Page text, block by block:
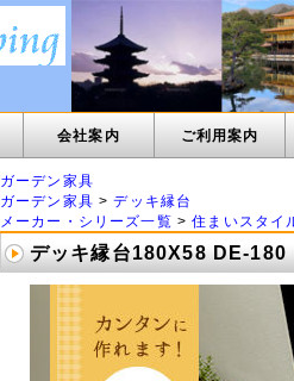
会社案内 ご利用案内
ガーデン家具
ガーデン家具 >デッキ縁台
メーカー・シリーズ一覧 >住まいスタイ
デッキ縁台180X58 DE-180